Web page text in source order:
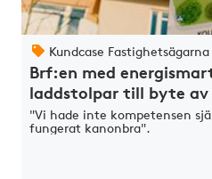
Kundcase Fastighetsägarna
Brf:en med
laddstolpar till byte av
"Vi hade inte kompetensen
fungerat kanonbra".